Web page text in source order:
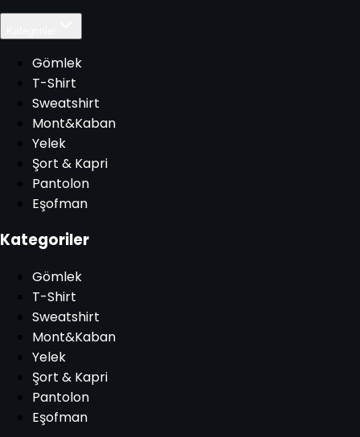
Gömlek
T-Shirt
Sweatshirt
Mont&Kaban
Yelek
Şort & Kapri
Pantolon
Eşofman
Kategoriler
Gömlek
T-Shirt
Sweatshirt
Mont&Kaban
Yelek
Şort & Kapri
Pantolon
Eşofman